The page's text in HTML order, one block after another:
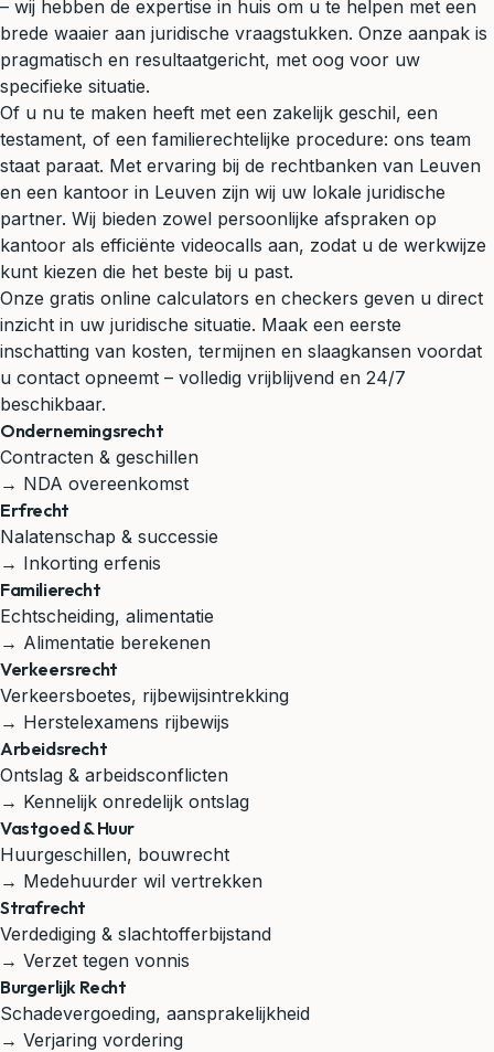
– wij hebben de expertise in huis om u te helpen met een
brede waaier aan juridische vraagstukken. Onze aanpak is
pragmatisch en resultaatgericht, met oog voor uw
specifieke situatie.
Of u nu te maken heeft met een zakelijk geschil, een
testament, of een familierechtelijke procedure: ons team
staat paraat. Met ervaring bij de rechtbanken van Leuven
en een kantoor in Leuven zijn wij uw lokale juridische
partner. Wij bieden zowel persoonlijke afspraken op
kantoor als efficiënte videocalls aan, zodat u de werkwijze
kunt kiezen die het beste bij u past.
Onze gratis online calculators en checkers geven u direct
inzicht in uw juridische situatie. Maak een eerste
inschatting van kosten, termijnen en slaagkansen voordat
u contact opneemt – volledig vrijblijvend en 24/7
beschikbaar.
Ondernemingsrecht
Contracten & geschillen
→ NDA overeenkomst
Erfrecht
Nalatenschap & successie
→ Inkorting erfenis
Familierecht
Echtscheiding, alimentatie
→ Alimentatie berekenen
Verkeersrecht
Verkeersboetes, rijbewijsintrekking
→ Herstelexamens rijbewijs
Arbeidsrecht
Ontslag & arbeidsconflicten
→ Kennelijk onredelijk ontslag
Vastgoed & Huur
Huurgeschillen, bouwrecht
→ Medehuurder wil vertrekken
Strafrecht
Verdediging & slachtofferbijstand
→ Verzet tegen vonnis
Burgerlijk Recht
Schadevergoeding, aansprakelijkheid
→ Verjaring vordering